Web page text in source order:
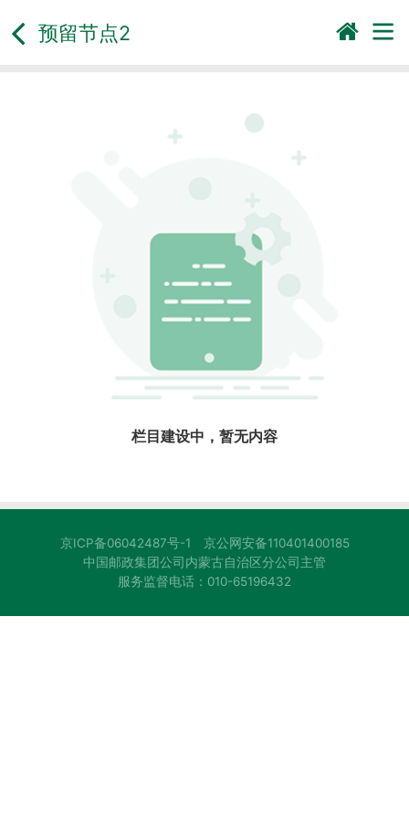
预留节点2
栏目建设中，暂无内容
京ICP备06042487号-1 京公网安备110401400185
中国邮政集团公司内蒙古自治区分公司主管
服务监督电话：010-65196432